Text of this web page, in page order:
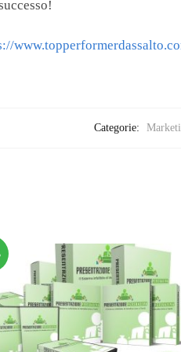
Categorie: